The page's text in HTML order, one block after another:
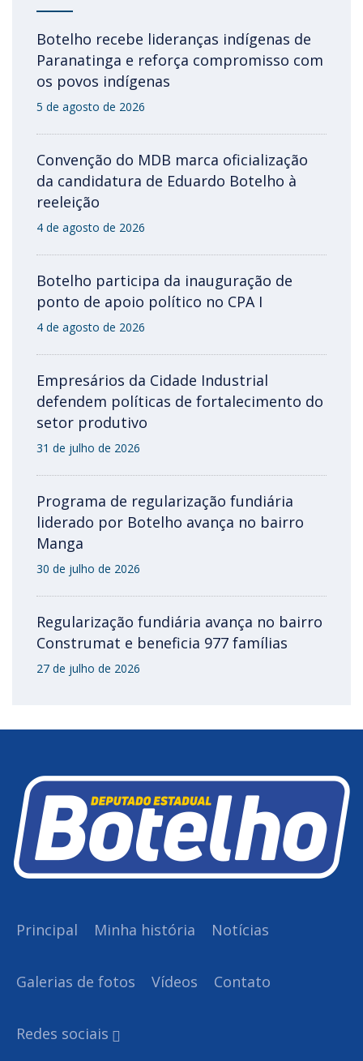
Botelho recebe lideranças indígenas de
Paranatinga e reforça compromisso com
os povos indígenas
5 de agosto de 2026
Convenção do MDB marca oficialização
da candidatura de Eduardo Botelho à
reeleição
4 de agosto de 2026
Botelho participa da inauguração de
ponto de apoio político no CPA I
4 de agosto de 2026
Empresários da Cidade Industrial
defendem políticas de fortalecimento do
setor produtivo
31 de julho de 2026
Programa de regularização fundiária
liderado por Botelho avança no bairro
Manga
30 de julho de 2026
Regularização fundiária avança no bairro
Construmat e beneficia 977 famílias
27 de julho de 2026
Principal Minha história Notícias
Galerias de fotos Vídeos Contato
Redes sociais